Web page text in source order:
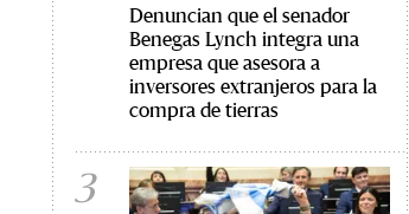
Denuncian que el senador
Benegas Lynch integra una
empresa que asesora a
inversores extranjeros para la
compra de tierras
3